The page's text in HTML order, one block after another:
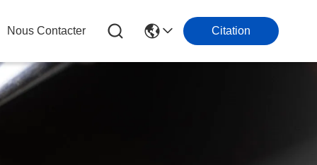
Nous Contacter Citation